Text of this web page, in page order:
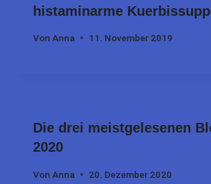
histaminarme
Von Anna 11. November 2019
Die drei meistgelesenen
2020
Von Anna 20. Dezember 2020